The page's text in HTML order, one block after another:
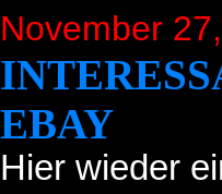
November
EBAY
Hier wieder